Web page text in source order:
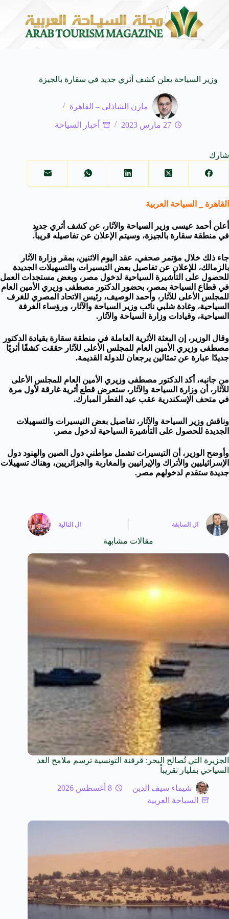
كيفنا.. في كل وجهة سحر خاص* 8 أغسطس 2026 افتتاح اكبر صالة
وزير السياحة يعلن كشف أثري جديد في سقارة بالجيزة
مازن الشاذلي – القاهرة
27 مارس 2023 أخبار السياحة
شارك
القاهرة _ السياحة العربية
أعلن أحمد عيسى وزير السياحة والآثار، عن كشف أثري جديد
في منطقة سقارة بالجيزة، وسيتم الإعلان عن تفاصيله قريباً.
جاء ذلك خلال مؤتمر صحفي، عقد اليوم الاثنين، بمقر وزارة الآثار
بالزمالك، للإعلان عن تفاصيل بعض التيسيرات والتسهيلات الجديدة
للحصول على التأشيرة السياحية لدخول مصر، وبعض مستجدات العمل
في قطاع السياحة بمصر، بحضور الدكتور مصطفى وزيري الأمين العام
للمجلس الأعلى للآثار، وأحمد الوصيف، رئيس الاتحاد المصري للغرف
السياحية، وغادة شلبي نائب وزير السياحة والآثار، ورؤساء الغرفة
السياحية، وقيادات وزارة السياحة والآثار.
وقال الوزير، إن البعثة الأثرية العاملة في منطقة سقارة بقيادة الدكتور
مصطفى وزيري الأمين العام للمجلس الأعلى للآثار حققت كشفًا أثريًا
جديدًا عبارة عن تمثالين يرجعان للدولة القديمة.
من جانبه، أكد الدكتور مصطفى وزيري الأمين العام للمجلس الأعلى
للآثار، أن وزارة السياحة والآثار، ستعرض قطع أثرية غارقة لأول مرة
في متحف الإسكندرية عقب عيد الفطر المبارك.
وناقش وزير السياحة والآثار، تفاصيل بعض التيسيرات والتسهيلات
الجديدة للحصول على التأشيرة السياحية لدخول مصر.
وأوضح الوزير، أن التيسيرات تشمل مواطني دول الصين والهنود دول
الإسرائيليين والأتراك والإيرانيين والمغاربة والجزائريين، وهناك تسهيلات
جديدة ستقدم لدخولهم مصر.
ال السابقة ال التالية
مقالات مشابهة
الجزيرة التي تُصالح البحر: قرقنة التونسية ترسم ملامح الغد
السياحي بمليار تقريباً
شيماء سيف الدين
8 أغسطس 2026
السياحة العربية